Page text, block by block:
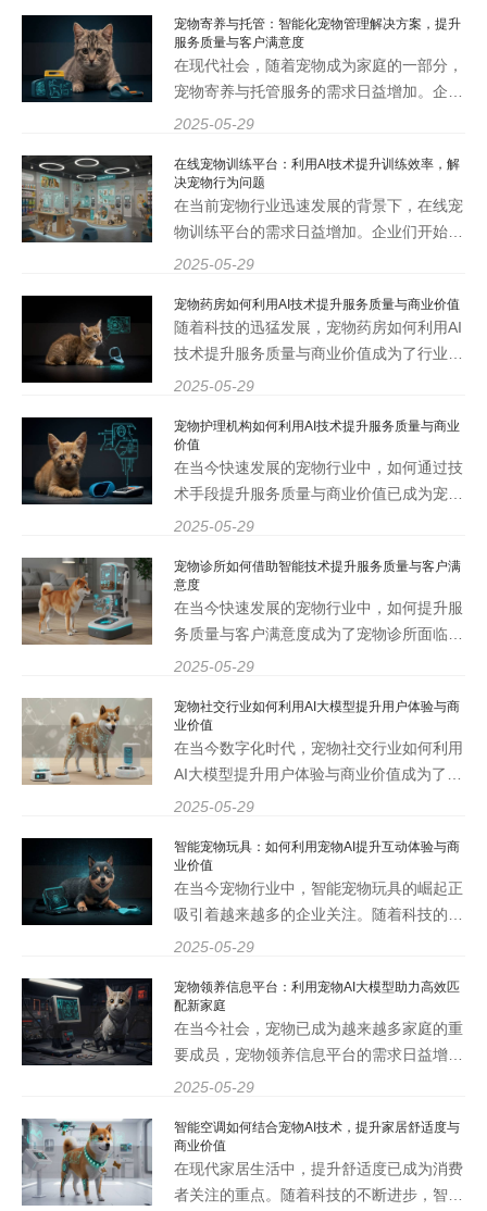
护效率与安全性，成为了众多企业亟待解决
的问题。本文将深入
宠物寄养与托管：智能化宠物管理解决方案，提升
服务质量与客户满意度
在现代社会，随着宠物成为家庭的一部分，
宠物寄养与托管服务的需求日益增加。企业
在提供这些服务时，面临着如何提升服务质
的宠物AI大模型技术，为宠物寄养与托管行
业提供了智能化管理解
2025-05-29
在线宠物训练平台：利用AI技术提升训练效率，解
决宠物行为问题
在当前宠物行业迅速发展的背景下，在线宠
物训练平台的需求日益增加。企业们开始意
识到，利用AI技术提升训练效率、解决宠物
更是提升公司竞争力的重要策略。作为行业
领先的企业，宠智灵致
2025-05-29
宠物药房如何利用AI技术提升服务质量与商业价值
随着科技的迅猛发展，宠物药房如何利用AI
技术提升服务质量与商业价值成为了行业内
关注的热点话题。作为一家专注于宠物AI技
AI大模型，为宠物药房提供创新的解决方
案，以提升服务质量和
2025-05-29
宠物护理机构如何利用AI技术提升服务质量与商业
价值
在当今快速发展的宠物行业中，如何通过技
术手段提升服务质量与商业价值已成为宠物
护理机构面临的重要课题。随着人工智能
型的应用，宠物护理机构能够更精准地满足
客户需求，提高运营效率，进
2025-05-29
宠物诊所如何借助智能技术提升服务质量与客户满
意度
在当今快速发展的宠物行业中，如何提升服
务质量与客户满意度成为了宠物诊所面临的
一个重要挑战。随着智能技术的不断进步，
通过科技手段来优化服务流程、提高工作效
率，从而增强客户体
2025-05-29
宠物社交行业如何利用AI大模型提升用户体验与商
业价值
在当今数字化时代，宠物社交行业如何利用
AI大模型提升用户体验与商业价值成为了一
个重要的话题。随着宠物市场的不断扩大，
作为领先的宠物AI大模型开发商，致力于通
过人工智能技术提
2025-05-29
智能宠物玩具：如何利用宠物AI提升互动体验与商
业价值
在当今宠物行业中，智能宠物玩具的崛起正
吸引着越来越多的企业关注。随着科技的不
断进步，宠物AI大模型的应用为智能宠物玩
能性。本文将深入探讨如何利用宠物AI技
术，推动企业在智能
2025-05-29
宠物领养信息平台：利用宠物AI大模型助力高效匹
配新家庭
在当今社会，宠物已成为越来越多家庭的重
要成员，宠物领养信息平台的需求日益增
长。为了满足这一需求，宠智灵推出了基于
与宠物，实现双赢局面。 一、宠物领养信
息平台的现状与挑战 随着
2025-05-29
智能空调如何结合宠物AI技术，提升家居舒适度与
商业价值
在现代家居生活中，提升舒适度已成为消费
者关注的重点。随着科技的不断进步，智能